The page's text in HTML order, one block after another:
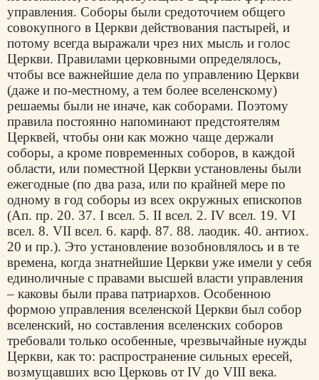
управления. Соборы были средоточием общего
совокупного в Церкви действования пастырей, и
потому всегда выражали чрез них мысль и голос
Церкви. Правилами церковными определялось,
чтобы все важнейшие дела по управлению Церкви
(даже и по-местному, а тем более вселенскому)
решаемы были не иначе, как соборами. Поэтому
правила постоянно напоминают предстоятелям
Церквей, чтобы они как можно чаще держали
соборы, а кроме повременных соборов, в каждой
области, или поместной Церкви установлены были
ежегодные (по два раза, или по крайней мере по
одному в год соборы из всех окружных епископов
(Ап. пр. 20. 37. I всел. 5. II всел. 2. IV всел. 19. VI
всел. 8. VII всел. 6. карф. 87. 88. лаодик. 40. антиох.
20 и пр.). Это установление возобновлялось и в те
времена, когда знатнейшие Церкви уже имели у себя
единоличные с правами высшей власти управления
– каковы были права патриархов. Особенною
формою управления вселенской Церкви был собор
вселенский, но составления вселенских соборов
требовали только особенные, чрезвычайные нужды
Церкви, как то: распространение сильных ересей,
возмущавших всю Церковь от IV до VIII века.